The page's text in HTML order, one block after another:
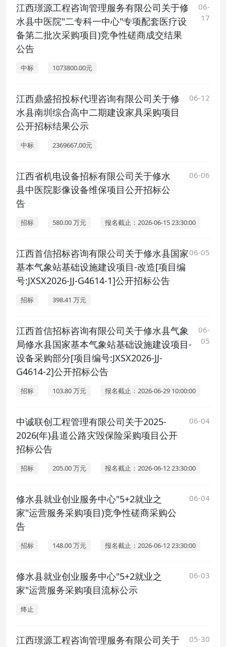
江西璟源工程咨询管理服务有限公司关于修
水县中医院"二专科一中心"专项配套医疗设
备第二批次采购项目)竞争性磋商成交结果
公告
06-
17
中标 1073800.00元
江西鼎盛招投标代理咨询有限公司关于修
水县南圳综合高中二期建设家具采购项目
公开招标结果公示
06-12
中标 2369667.00元
江西省机电设备招标有限公司关于修水
县中医院影像设备维保项目公开招标公
告
06-06
招标 580.00 万元 报名截止：2026-06-15 23:30:00
江西首信招标咨询有限公司关于修水县国家
基本气象站基础设施建设项目-改造[项目编
号:JXSX2026-JJ-G4614-1]公开招标公告
06-05
招标 398.41 万元
江西首信招标咨询有限公司关于修水县气象
局修水县国家基本气象站基础设施建设项目-
设备采购部分[项目编号:JXSX2026-JJ-
G4614-2]公开招标公告
06-
05
招标 103.80 万元 报名截止：2026-06-29 10:00:00
中诚联创工程管理有限公司关于2025-
2026(年)县道公路灾毁保险采购项目公开
招标公告
06-04
招标 205.00 万元 报名截止：2026-06-12 23:30:00
修水县就业创业服务中心"5+2就业之
家"运营服务采购项目)竞争性磋商采购公
告
06-04
招标 148.00 万元 报名截止：2026-06-12 23:30:00
修水县就业创业服务中心"5+2就业之
家"运营服务采购项目流标公示
06-03
终止
江西璟源工程咨询管理服务有限公司关于
05-30